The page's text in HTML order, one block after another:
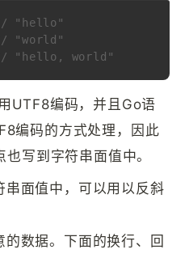
"hello"
"world"
"hello, world"
UTF8编码，并且Go语
编码的方式处理，因此
写到字符串面值中。
面值中，可以用以反斜
数据。下面的换行、回